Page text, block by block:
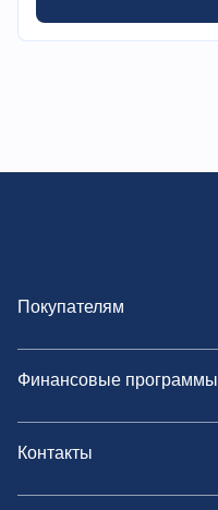
Покупателям
Финансовые программы
Контакты